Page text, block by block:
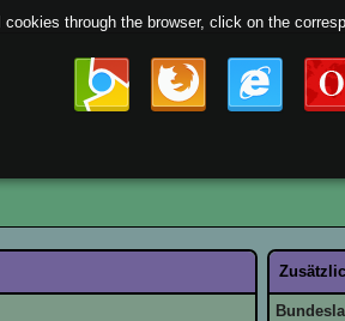
cookies through the browser, click on the